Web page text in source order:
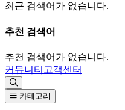
최근 검색어가 없습니다.
추천 검색어
추천 검색어가 없습니다.
커뮤니티 고객센터
카테고리